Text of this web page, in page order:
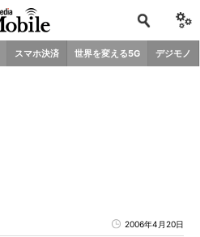
スマホ決済 世界を変える5G デジモノ
2006年4月20日